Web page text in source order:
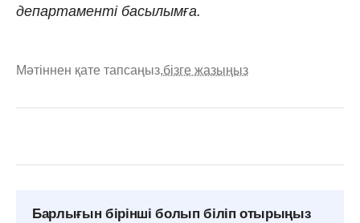
департаменті басылымға.
Мәтіннен қате тапсаңыз,бізге жазыңыз
Барлығын бірінші болып біліп отырыңыз